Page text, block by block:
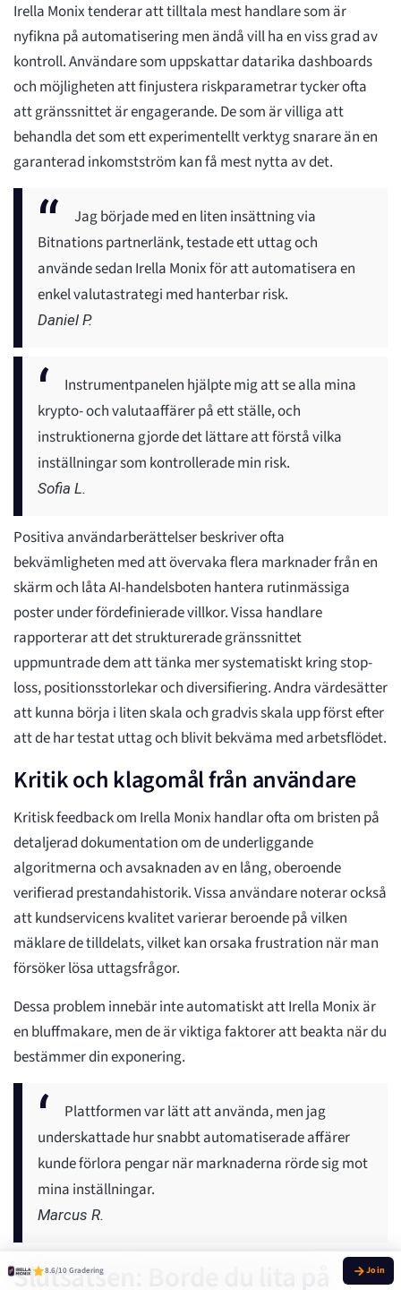
Irella Monix tenderar att tilltala mest handlare som är
nyfikna på automatisering men ändå vill ha en viss grad av
kontroll. Användare som uppskattar datarika dashboards
och möjligheten att finjustera riskparametrar tycker ofta
att gränssnittet är engagerande. De som är villiga att
behandla det som ett experimentellt verktyg snarare än en
garanterad inkomstström kan få mest nytta av det.
Jag började med en liten insättning via
Bitnations partnerlänk, testade ett uttag och
använde sedan Irella Monix för att automatisera en
enkel valutastrategi med hanterbar risk.
Daniel P.
Instrumentpanelen hjälpte mig att se alla mina
krypto- och valutaaffärer på ett ställe, och
instruktionerna gjorde det lättare att förstå vilka
inställningar som kontrollerade min risk.
Sofia L.
Positiva användarberättelser beskriver ofta
bekvämligheten med att övervaka flera marknader från en
skärm och låta AI-handelsboten hantera rutinmässiga
poster under fördefinierade villkor. Vissa handlare
rapporterar att det strukturerade gränssnittet
uppmuntrade dem att tänka mer systematiskt kring stop-
loss, positionsstorlekar och diversifiering. Andra värdesätter
att kunna börja i liten skala och gradvis skala upp först efter
att de har testat uttag och blivit bekväma med arbetsflödet.
Kritik och klagomål från användare
Kritisk feedback om Irella Monix handlar ofta om bristen på
detaljerad dokumentation om de underliggande
algoritmerna och avsaknaden av en lång, oberoende
verifierad prestandahistorik. Vissa användare noterar också
att kundservicens kvalitet varierar beroende på vilken
mäklare de tilldelats, vilket kan orsaka frustration när man
försöker lösa uttagsfrågor.
Dessa problem innebär inte automatiskt att Irella Monix är
en bluffmakare, men de är viktiga faktorer att beakta när du
bestämmer din exponering.
Plattformen var lätt att använda, men jag
underskattade hur snabbt automatiserade affärer
kunde förlora pengar när marknaderna rörde sig mot
mina inställningar.
Marcus R.
Slutsatsen: Borde du lita på
8.6/10 Gradering